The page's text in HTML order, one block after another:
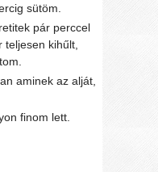
sütöm.
pár perccel
kihűlt,
aminek az alját,
finom lett.